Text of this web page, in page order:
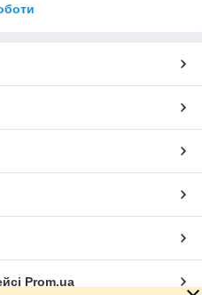
Prom.ua